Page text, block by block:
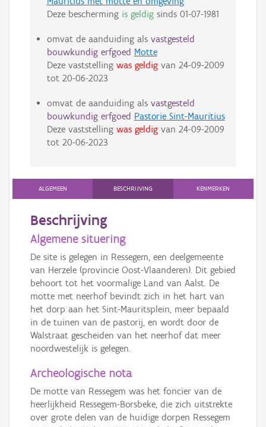
Deze bescherming is geldigsinds 01-07-1981
omvat de aanduiding als vastgesteld
bouwkundig erfgoed Motte
Deze vaststelling was geldigvan 24-09-2009
tot 20-06-2023
omvat de aanduiding als vastgesteld
bouwkundig erfgoed Pastorie Sint-Mauritius
Deze vaststelling was geldigvan 24-09-2009
tot 20-06-2023
ALGEMEEN BESCHRIJVING KENMERKEN
Beschrijving
Algemene situering
De site is gelegen in Ressegem, een deelgemeente
van Herzele (provincie Oost-Vlaanderen). Dit gebied
behoort tot het voormalige Land van Aalst. De
motte met neerhof bevindt zich in het hart van
het dorp aan het Sint-Mauritsplein, meer bepaald
in de tuinen van de pastorij, en wordt door de
Walstraat gescheiden van het neerhof dat meer
noordwestelijk is gelegen.
Archeologische nota
De motte van Ressegem was het foncier van de
heerlijkheid Ressegem-Borsbeke, die zich uitstrekte
over grote delen van de huidige dorpen Ressegem